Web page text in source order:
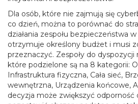
Dla osób, które nie zajmują się
co dzień, można to porównać do
działania zespołu bezpieczeństwa
otrzymuje określony budżet i musi
przeznaczyć. Zespoły do
które podzielone są na 8 kategorii:
Infrastruktura fizyczna, Cała sieć,
wewnętrzna, Urządzenia końcowe,
decyzja może zwiększyć odporność